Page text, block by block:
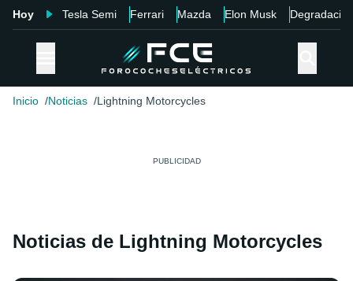
Hoy Tesla Semi Ferrari Mazda Elon Musk Degradación
Inicio Noticias Lightning Motorcycles
Noticias de Lightning Motorcycles